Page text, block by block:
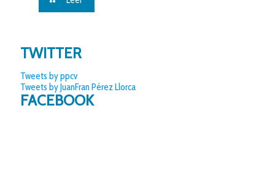
TWITTER
Tweets by ppcv
Tweets by JuanFran Pérez Llorca
FACEBOOK